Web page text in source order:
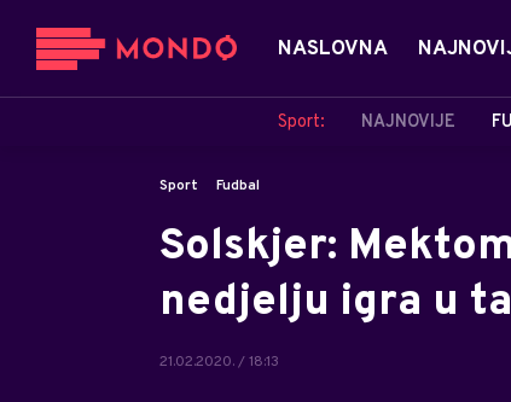
NASLOVNA
Sport: NAJNOVIJE
Sport Fudbal
Solskjer:
nedjelju igra u
21.02.2020. / 18:13